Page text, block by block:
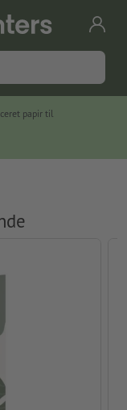
papir til